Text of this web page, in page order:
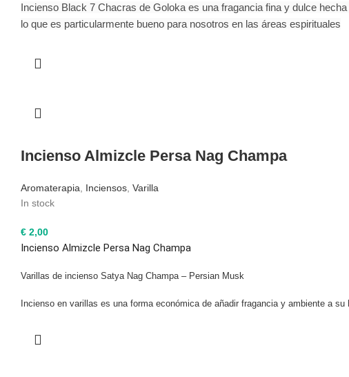
Incienso Black 7 Chacras de Goloka es una fragancia fina y dulce
lo que es particularmente bueno para nosotros en las áreas espirituales
Incienso Almizcle Persa Nag Champa
Aromaterapia Inciensos Varilla
In stock
€ 2,00
Incienso Almizcle Persa Nag Champa
Varillas de incienso Satya Nag Champa – Persian Musk
Incienso en varillas es una forma económica de añadir fragancia y ambiente a su